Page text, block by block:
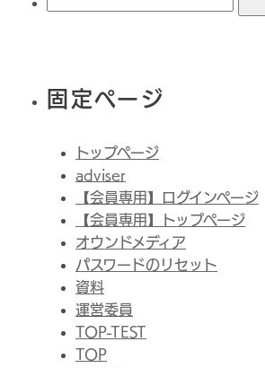
固定ページ
トップページ
adviser
【会員専用】ログインページ
【会員専用】トップページ
オウンドメディア
パスワードのリセット
資料
運営委員
TOP-TEST
TOP